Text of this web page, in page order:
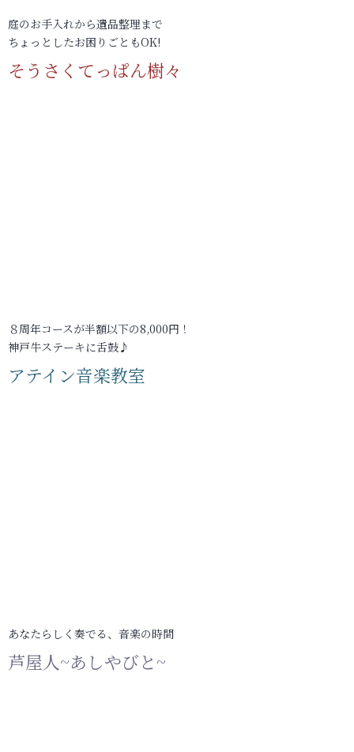
庭のお手入れから遺品整理まで
ちょっとしたお困りごともOK!
そうさくてっぱん樹々
８周年コースが半額以下の8,000円！
神戸牛ステーキに舌鼓♪
アテイン音楽教室
あなたらしく奏でる、音楽の時間
芦屋人~あしやびと~